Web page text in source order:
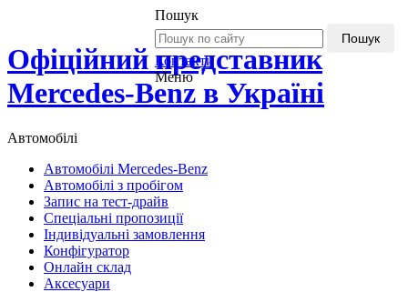
Офіційний представник
Mercedes-Benz в Україні
Пошук
Пошук
Контакти
Меню
Автомобілі
Автомобілі Mercedes-Benz
Автомобілі з пробігом
Запис на тест-драйв
Спеціальні пропозиції
Індивідуальні замовлення
Конфігуратор
Онлайн склад
Аксесуари